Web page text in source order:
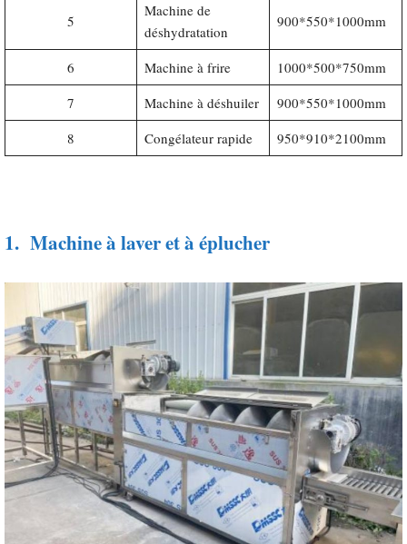
5
Machine de
déshydratation
900*550*1000mm
6 Machine à frire
1000*500*750mm
7
Machine à déshuiler
900*550*1000mm
8
Congélateur rapide 950*910*2100mm
1. Machine à laver et à éplucher